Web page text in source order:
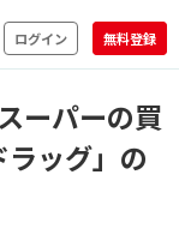
ログイン 無料登録
ーパーの買
ッグ」の